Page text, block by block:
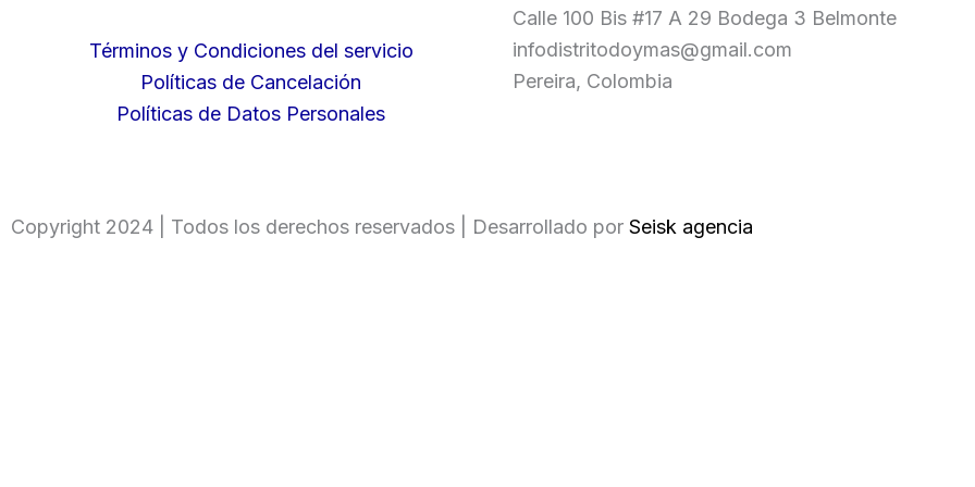
Términos y Condiciones del servicio
Políticas de Cancelación
Políticas de Datos Personales
Calle 100 Bis #17 A 29 Bodega 3 Belmonte
infodistritodoymas@gmail.com
Pereira, Colombia
Copyright 2024 | Todos los derechos reservados | Desarrollado por Seisk agencia